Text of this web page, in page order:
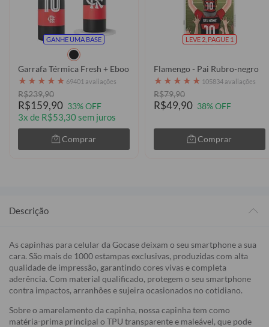
GANHE UMA BASE
Garrafa Térmica Fresh + Ebook - Flamengo - Uniforme 1 2026
★ ★ ★ ★ ★ 69401 avaliações
R$239,90
R$159,90 33% OFF
3x de R$53,30 sem juros
Comprar
LEVE 2, PAGUE 1
Flamengo - Pai Rubro-negro
★ ★ ★ ★ ★ 105834 avaliações
R$79,90
R$49,90 38% OFF
Comprar
Descrição
As capinhas para celular da Gocase deixam o seu smartphone a sua
cara. São mais de 1000 estampas exclusivas, produzidas com alta
qualidade de impressão, garantindo cores vivas e completa
aderência. Com material qualificado, protegem o seu smartphone
contra impactos, arranhões e sujeira ocasionados no cotidiano.
Sobre o amarelamento da capinha, nossa capinha tem como
matéria-prima principal o TPU transparente e maleável, que pode